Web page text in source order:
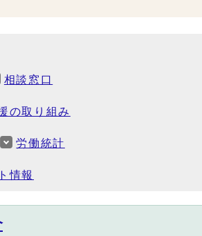
相談窓口
の取り組み
労働統計
情報